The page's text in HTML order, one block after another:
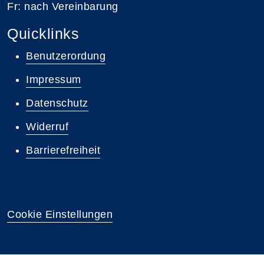
Fr: nach Vereinbarung
Quicklinks
Benutzerordung
Impressum
Datenschutz
Widerruf
Barrierefreiheit
Cookie Einstellungen